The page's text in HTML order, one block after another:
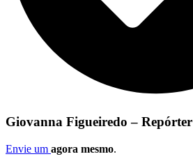
Giovanna Figueiredo – Repórter
Envie um agora mesmo.